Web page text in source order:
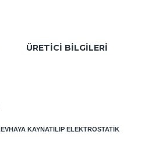
ÜRETICI BILGILERI
KAYNATILIP ELEKTROSTATIK